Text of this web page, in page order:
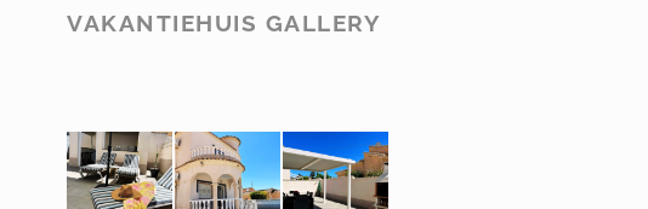
VAKANTIEHUIS GALLERY